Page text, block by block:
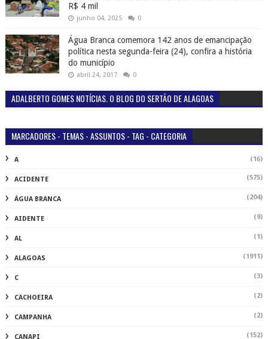
R$ 4 mil
junho 04, 2025 0
Água Branca comemora 142 anos de emancipação
política nesta segunda-feira (24), confira a história
do município
abril 24, 2017 0
ADALBERTO GOMES NOTÍCIAS. O BLOG DO SERTÃO DE ALAGOAS
MARCADORES - TEMAS - ASSUNTOS - TAG - CATEGORIA
A (16)
ACIDENTE (575)
ÁGUA BRANCA (204)
AIDENTE (9)
AL (1)
ALAGOAS (1911)
C (3)
CACHOEIRA (2)
CAMPANHA (2)
CANAPI (152)